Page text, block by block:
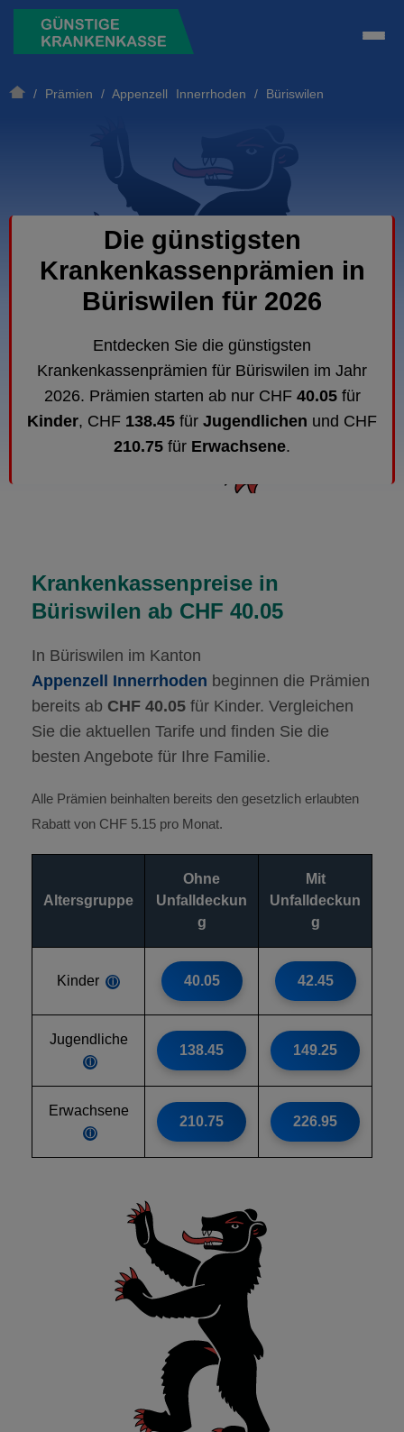
/ Prämien / Appenzell Innerrhoden / Büriswilen
Die günstigsten
Krankenkassenprämien in
Büriswilen für 2026
Entdecken Sie die günstigsten
Krankenkassenprämien für Büriswilen im Jahr
2026. Prämien starten ab nur CHF 40.05für
Kinder, CHF 138.45 für Jugendlichen und CHF
210.75 für Erwachsene.
Krankenkassenpreise in
Büriswilen ab CHF 40.05
In Büriswilen im Kanton
Appenzell Innerrhoden beginnen die Prämien
bereits ab CHF 40.05 für Kinder. Vergleichen
Sie die aktuellen Tarife und finden Sie die
besten Angebote für Ihre Familie.
Alle Prämien beinhalten bereits den gesetzlich erlaubten
Rabatt von CHF 5.15 pro Monat.
Altersgruppe
Ohne
Unfalldeckun
g
Mit
Unfalldeckun
g
Kinder ⓘ 40.05 42.45
Jugendliche
ⓘ
138.45 149.25
Erwachsene
ⓘ
210.75 226.95